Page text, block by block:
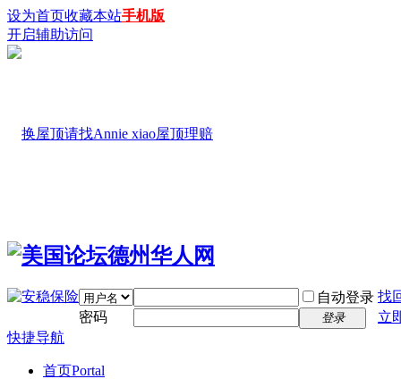
设为首页收藏本站手机版
开启辅助访问
自动登录 找
密码
登录
立
快捷导航
首页Portal